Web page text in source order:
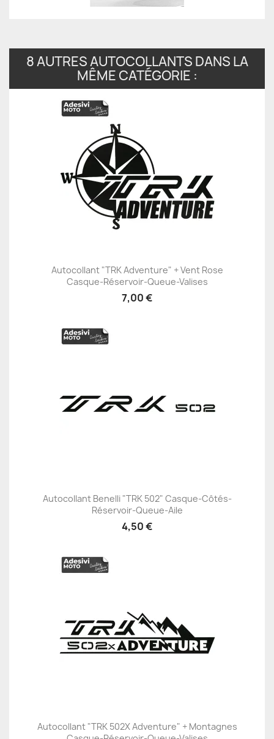
8 AUTRES AUTOCOLLANTS DANS LA
MÊME CATÉGORIE :
Autocollant "TRK Adventure" + Vent Rose
Casque-Réservoir-Queue-Valises
7,00 €
Autocollant Benelli "TRK 502" Casque-Côtés-
Réservoir-Queue-Aile
4,50 €
Autocollant "TRK 502X Adventure" + Montagnes